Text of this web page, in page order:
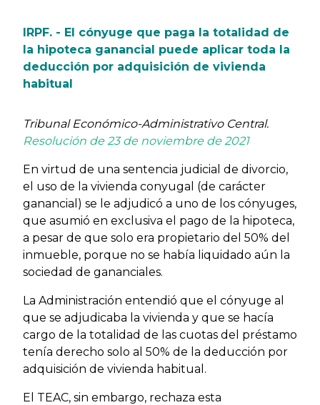
IRPF. - El cónyuge que paga la totalidad de
la hipoteca ganancial puede aplicar toda la
deducción por adquisición de vivienda
habitual
Tribunal Económico-Administrativo Central.
Resolución de 23 de noviembre de 2021
En virtud de una sentencia judicial de divorcio,
el uso de la vivienda conyugal (de carácter
ganancial) se le adjudicó a uno de los cónyuges,
que asumió en exclusiva el pago de la hipoteca,
a pesar de que solo era propietario del 50% del
inmueble, porque no se había liquidado aún la
sociedad de gananciales.
La Administración entendió que el cónyuge al
que se adjudicaba la vivienda y que se hacía
cargo de la totalidad de las cuotas del préstamo
tenía derecho solo al 50% de la deducción por
adquisición de vivienda habitual.
El TEAC, sin embargo, rechaza esta